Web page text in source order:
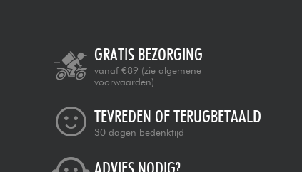
GRATIS BEZORGING
vanaf €89 (zie algemene
voorwaarden)
TEVREDEN OF TERUGBETAALD
30 dagen bedenktijd